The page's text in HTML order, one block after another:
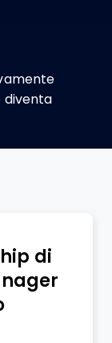
diventa
Email
Twitter
on
di